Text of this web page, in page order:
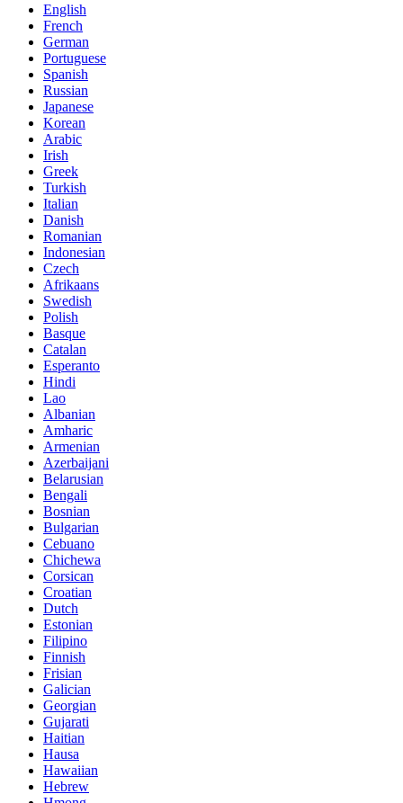
English
French
German
Portuguese
Spanish
Russian
Japanese
Korean
Arabic
Irish
Greek
Turkish
Italian
Danish
Romanian
Indonesian
Czech
Afrikaans
Swedish
Polish
Basque
Catalan
Esperanto
Hindi
Lao
Albanian
Amharic
Armenian
Azerbaijani
Belarusian
Bengali
Bosnian
Bulgarian
Cebuano
Chichewa
Corsican
Croatian
Dutch
Estonian
Filipino
Finnish
Frisian
Galician
Georgian
Gujarati
Haitian
Hausa
Hawaiian
Hebrew